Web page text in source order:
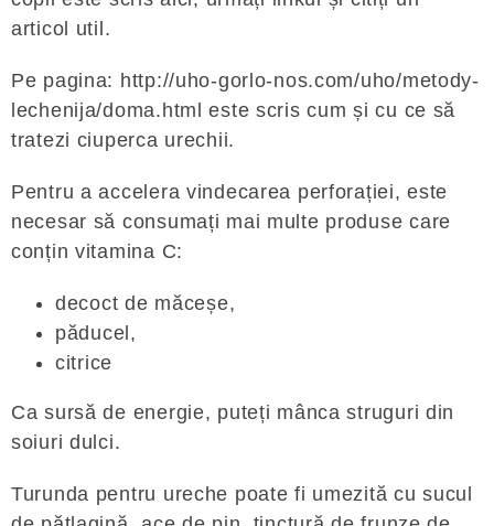
articol util.
Pe pagina: http://uho-gorlo-nos.com/uho/metody-
lechenija/doma.html este scris cum și cu ce să
tratezi ciuperca urechii.
Pentru a accelera vindecarea perforației, este
necesar să consumați mai multe produse care
conțin vitamina C:
decoct de măceșe,
păducel,
citrice
Ca sursă de energie, puteți mânca struguri din
soiuri dulci.
Turunda pentru ureche poate fi umezită cu sucul